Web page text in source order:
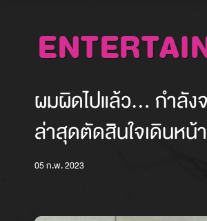
ผมผิดไปแล้ว... กำลัง
ล่าสุดตัดสินใจเดินหน้
05 ก.พ. 2023